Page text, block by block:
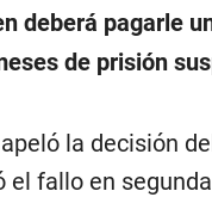
deberá pagarle
de prisión
la decisión
fallo en